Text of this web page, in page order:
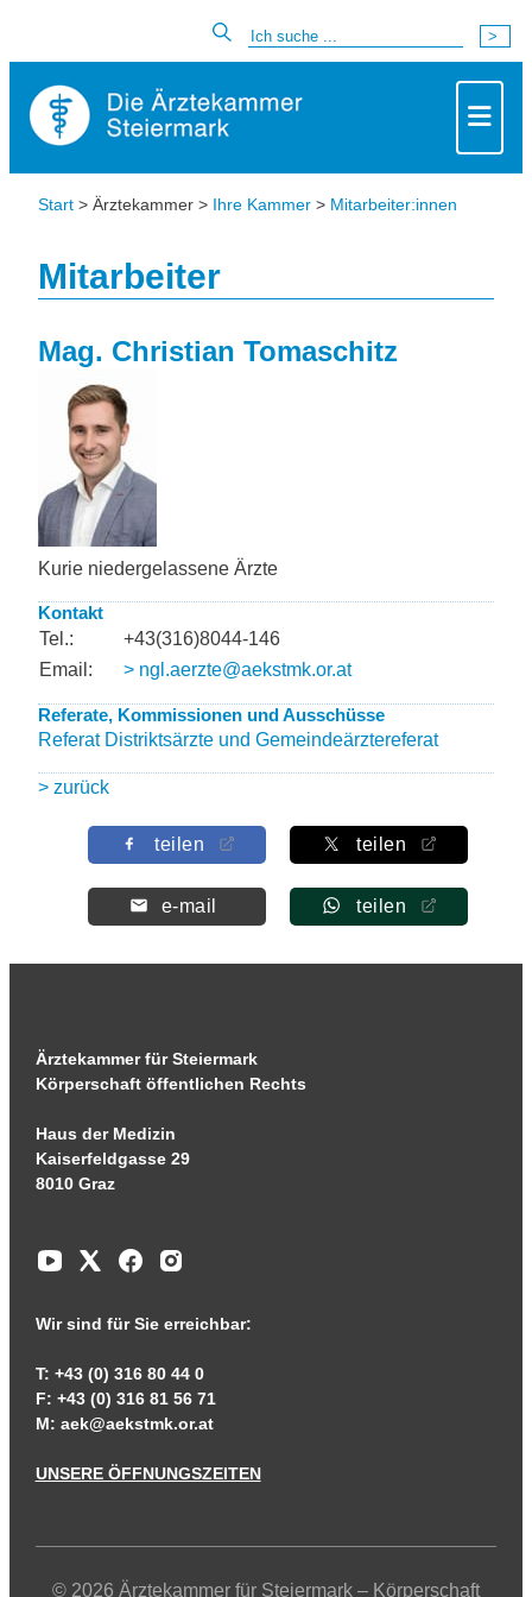
Start > Ärztekammer > Ihre Kammer > Mitarbeiter:innen
Mitarbeiter
Mag. Christian Tomaschitz
Kurie niedergelassene Ärzte
Kontakt
Tel.:
+43(316)8044-146
Email:
> ngl.aerzte@aekstmk.or.at
Referate, Kommissionen und Ausschüsse
Referat Distriktsärzte und Gemeindeärztereferat
> zurück
teilen teilen
e-mail teilen
Ärztekammer für Steiermark
Körperschaft öffentlichen Rechts
Haus der Medizin
Kaiserfeldgasse 29
8010 Graz
Wir sind für Sie erreichbar:
T: +43 (0) 316 80 44 0
F: +43 (0) 316 81 56 71
M: aek@aekstmk.or.at
UNSERE ÖFFNUNGSZEITEN
© 2026 Ärztekammer für Steiermark – Körperschaft